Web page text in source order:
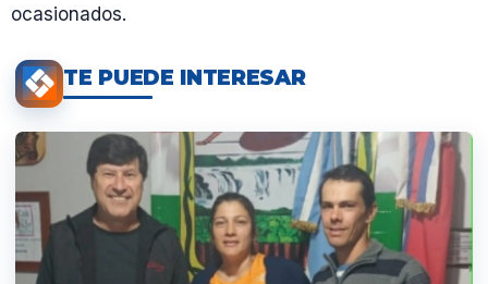
ocasionados.
TE PUEDE INTERESAR